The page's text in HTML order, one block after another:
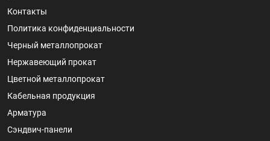
Контакты
Политика конфиденциальности
Черный металлопрокат
Нержавеющий прокат
Цветной металлопрокат
Кабельная продукция
Арматура
Сэндвич-панели